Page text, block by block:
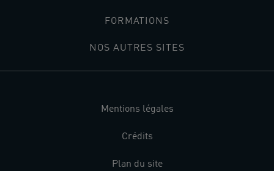
FORMATIONS
NOS AUTRES SITES
Mentions légales
Crédits
Plan du site